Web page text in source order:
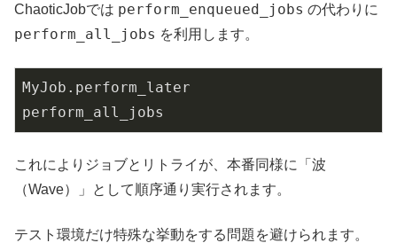
ChaoticJobでは perform_enqueued_jobs の代わりに
perform_all_jobs を利用します。
MyJob . perform_later
perform_all_jobs
これによりジョブとリトライが、本番同様に「波
（Wave）」として順序通り実行されます。
テスト環境だけ特殊な挙動をする問題を避けられます。